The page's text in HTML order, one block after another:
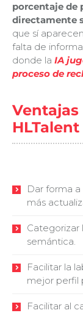
porcentaje de
directamente
que sí
falta de
donde la IA
proceso de
HLTalent
Dar forma
más
Categorizar
semántica.
Facilitar la
mejor perfil
Facilitar al